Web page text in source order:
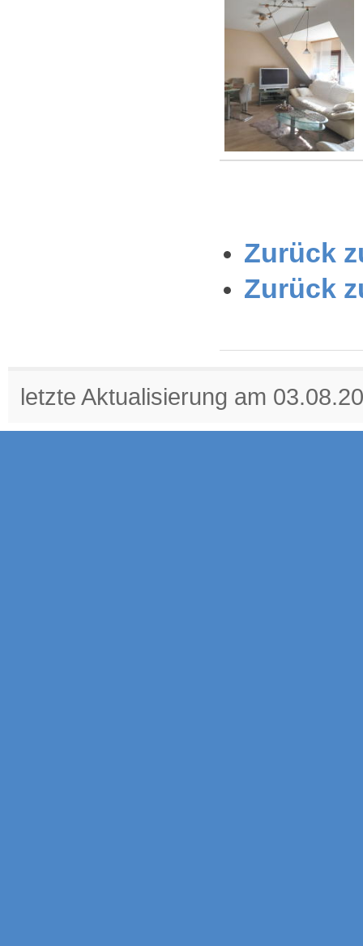
Zurück
Zurück
letzte Aktualisierung am